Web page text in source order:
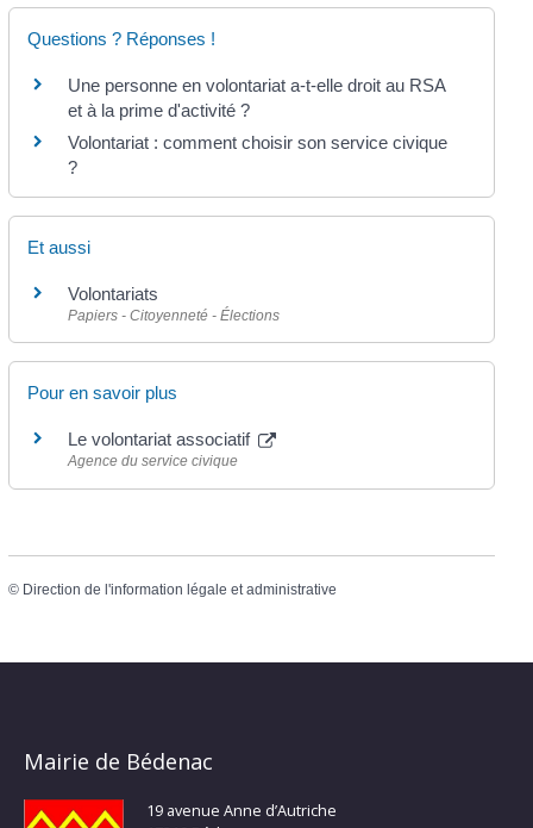
Questions ? Réponses !
Une personne en volontariat a-t-elle droit au RSA
et à la prime d'activité ?
Volontariat : comment choisir son service civique
?
Et aussi
Volontariats
Papiers - Citoyenneté - Élections
Pour en savoir plus
Le volontariat associatif
Agence du service civique
© Direction de l'information légale et administrative
Mairie de Bédenac
19 avenue Anne d’Autriche